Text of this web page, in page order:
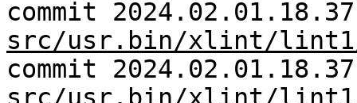
commit
src/usr.bin/xlint/lint1/
commit